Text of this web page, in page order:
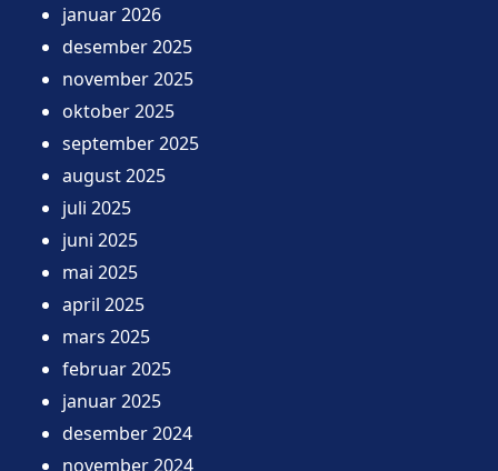
januar 2026
desember 2025
november 2025
oktober 2025
september 2025
august 2025
juli 2025
juni 2025
mai 2025
april 2025
mars 2025
februar 2025
januar 2025
desember 2024
november 2024